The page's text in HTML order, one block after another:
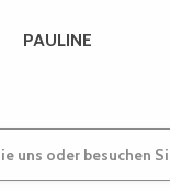
PAULINE
uns oder besuchen